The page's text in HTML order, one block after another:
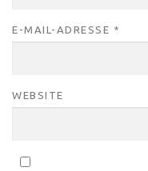
E-MAIL-ADRESSE *
WEBSITE